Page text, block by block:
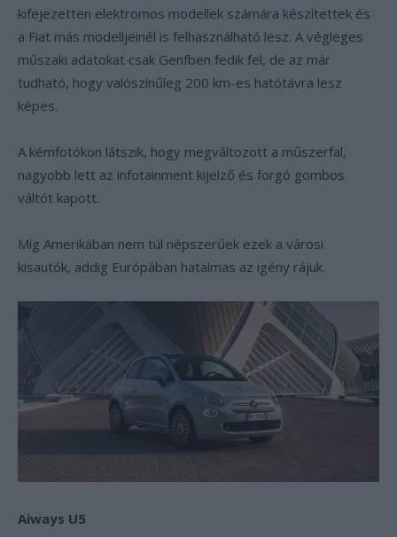
kifejezetten elektromos modellek számára készítettek és
a Fiat más modelljeinél is felhasználható lesz. A végleges
műszaki adatokat csak Genfben fedik fel, de az már
tudható, hogy valószínűleg 200 km-es hatótávra lesz
képes.
A kémfotókon látszik, hogy megváltozott a műszerfal,
nagyobb lett az infotainment kijelző és forgó gombos
váltót kapott.
Míg Amerikában nem túl népszerűek ezek a városi
kisautók, addig Európában hatalmas az igény rájuk.
Aiways U5